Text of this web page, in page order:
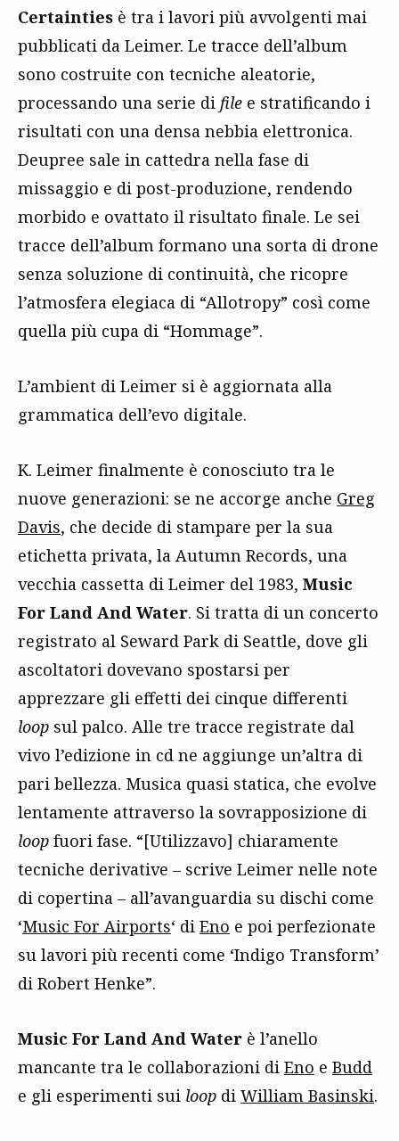
Certainties è tra i lavori più avvolgenti mai
pubblicati da Leimer. Le tracce dell’album
sono costruite con tecniche aleatorie,
processando una serie di file e stratificando i
risultati con una densa nebbia elettronica.
Deupree sale in cattedra nella fase di
missaggio e di post-produzione, rendendo
morbido e ovattato il risultato finale. Le sei
tracce dell’album formano una sorta di drone
senza soluzione di continuità, che ricopre
l’atmosfera elegiaca di “Allotropy” così come
quella più cupa di “Hommage”.
L’ambient di Leimer si è aggiornata alla
grammatica dell’evo digitale.
K. Leimer finalmente è conosciuto tra le
nuove generazioni: se ne accorge anche Greg
Davis, che decide di stampare per la sua
etichetta privata, la Autumn Records, una
vecchia cassetta di Leimer del 1983, Music
For Land And Water. Si tratta di un concerto
registrato al Seward Park di Seattle, dove gli
ascoltatori dovevano spostarsi per
apprezzare gli effetti dei cinque differenti
loop sul palco. Alle tre tracce registrate dal
vivo l’edizione in cd ne aggiunge un’altra di
pari bellezza. Musica quasi statica, che evolve
lentamente attraverso la sovrapposizione di
loop fuori fase. “[Utilizzavo] chiaramente
tecniche derivative – scrive Leimer nelle note
di copertina – all’avanguardia su dischi come
‘Music For Airports‘ di Eno e poi perfezionate
su lavori più recenti come ‘Indigo Transform’
di Robert Henke”.
Music For Land And Water è l’anello
mancante tra le collaborazioni di Eno e Budd
e gli esperimenti sui loop di William Basinski.